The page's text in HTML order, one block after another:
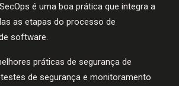
é uma boa prática que integra a
as etapas do processo de
software.
práticas de segurança de
de segurança e monitoramento